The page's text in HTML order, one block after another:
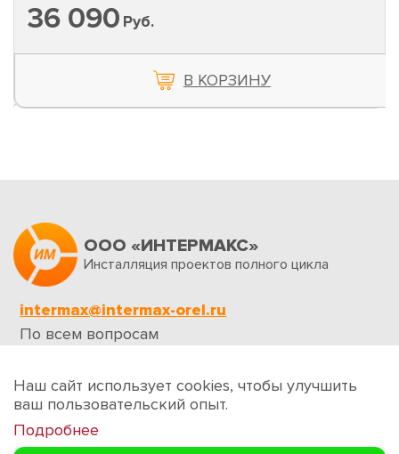
36 090 Руб.
В КОРЗИНУ
ООО «ИНТЕРМАКС»
Инсталляция проектов полного цикла
intermax@intermax-orel.ru
По всем вопросам
Обратная связь
Наш сайт использует cookies, чтобы улучшить
ваш пользовательский опыт.
Подробнее